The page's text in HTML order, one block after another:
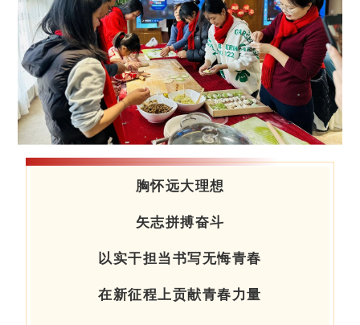
胸怀远大理想
矢志拼搏奋斗
以实干担当书写无悔青春
在新征程上贡献青春力量